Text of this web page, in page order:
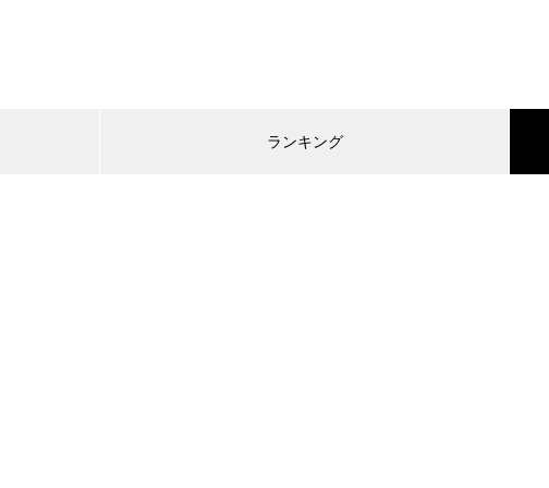
ランキング